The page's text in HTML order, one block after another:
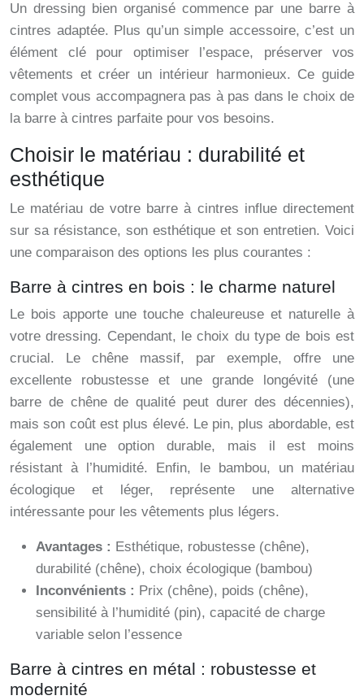
Un dressing bien organisé commence par une barre à
cintres adaptée. Plus qu’un simple accessoire, c’est un
élément clé pour optimiser l’espace, préserver vos
vêtements et créer un intérieur harmonieux. Ce guide
complet vous accompagnera pas à pas dans le choix de
la barre à cintres parfaite pour vos besoins.
Choisir le matériau : durabilité et
esthétique
Le matériau de votre barre à cintres influe directement
sur sa résistance, son esthétique et son entretien. Voici
une comparaison des options les plus courantes :
Barre à cintres en bois : le charme naturel
Le bois apporte une touche chaleureuse et naturelle à
votre dressing. Cependant, le choix du type de bois est
crucial. Le chêne massif, par exemple, offre une
excellente robustesse et une grande longévité (une
barre de chêne de qualité peut durer des décennies),
mais son coût est plus élevé. Le pin, plus abordable, est
également une option durable, mais il est moins
résistant à l’humidité. Enfin, le bambou, un matériau
écologique et léger, représente une alternative
intéressante pour les vêtements plus légers.
Avantages : Esthétique, robustesse (chêne),
durabilité (chêne), choix écologique (bambou)
Inconvénients : Prix (chêne), poids (chêne),
sensibilité à l’humidité (pin), capacité de charge
variable selon l’essence
Barre à cintres en métal : robustesse et
modernité